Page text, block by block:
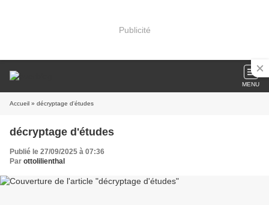
Publicité
MENU
Accueil » décryptage d'études
décryptage d'études
Publié le 27/09/2025 à 07:36
Par ottolilienthal